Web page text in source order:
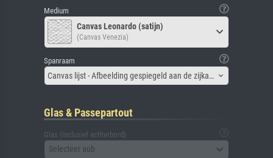
Medium
Canvas Leonardo (satijn)
(Canvas Venezia)
Spanraam
Canvas lijst - Afbeelding gespiegeld aan de zijkant
Glas & Passepartout
Glas (inclusief achterbord)
Selecteer aub